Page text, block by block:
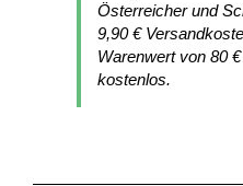
Österreicher und
9,90 €
Warenwert von 80
kostenlos.